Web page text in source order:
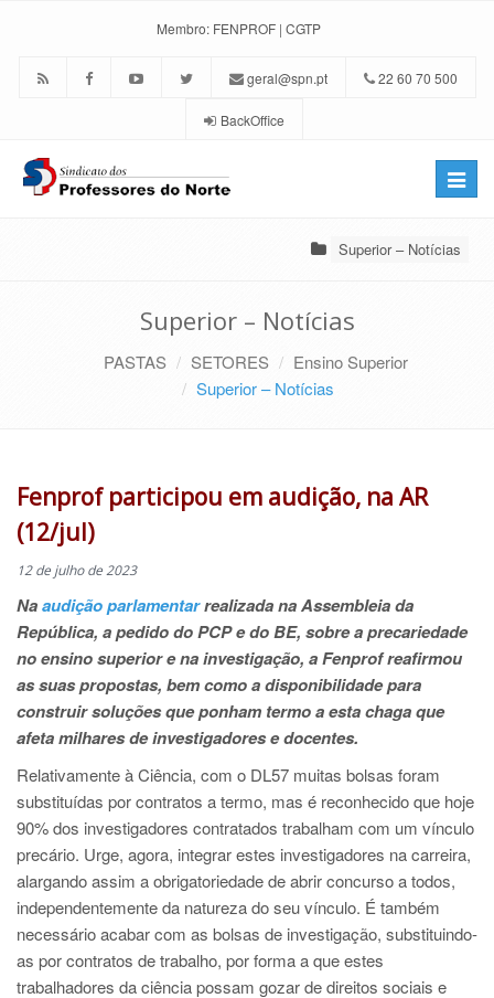
Membro: FENPROF | CGTP
geral@spn.pt 22 60 70 500
BackOffice
Toggle
Superior – Notícias
Superior – Notícias
PASTAS SETORES
Ensino Superior
Superior – Notícias
Fenprof participou em audição, na AR
(12/jul)
12 de julho de 2023
Naaudição parlamentarrealizada na Assembleia da
República, a pedido do PCP e do BE, sobre a precariedade
no ensino superior e na investigação, a Fenprof reafirmou
as suas propostas, bem como a disponibilidade para
construir soluções que ponham termo a esta chaga que
afeta milhares de investigadores e docentes.
Relativamente à Ciência, com o DL57 muitas bolsas foram
substituídas por contratos a termo, mas é reconhecido que hoje
90% dos investigadores contratados trabalham com um vínculo
precário. Urge, agora, integrar estes investigadores na carreira,
alargando assim a obrigatoriedade de abrir concurso a todos,
independentemente da natureza do seu vínculo. É também
necessário acabar com as bolsas de investigação, substituindo-
as por contratos de trabalho, por forma a que estes
trabalhadores da ciência possam gozar de direitos sociais e